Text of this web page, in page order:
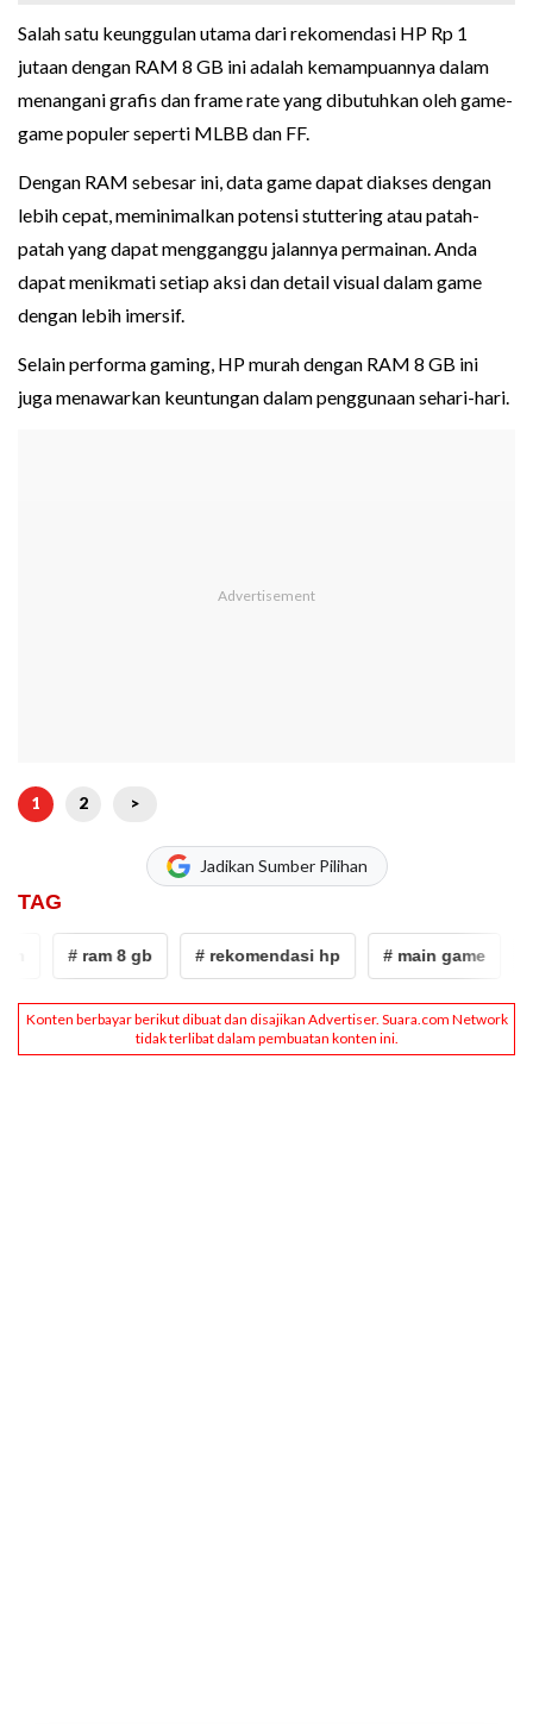
Salah satu keunggulan utama dari rekomendasi HP Rp 1
jutaan dengan RAM 8 GB ini adalah kemampuannya dalam
menangani grafis dan frame rate yang dibutuhkan oleh game-
game populer seperti MLBB dan FF.
Dengan RAM sebesar ini, data game dapat diakses dengan
lebih cepat, meminimalkan potensi stuttering atau patah-
patah yang dapat mengganggu jalannya permainan. Anda
dapat menikmati setiap aksi dan detail visual dalam game
dengan lebih imersif.
Selain performa gaming, HP murah dengan RAM 8 GB ini
juga menawarkan keuntungan dalam penggunaan sehari-hari.
1 2 >
Jadikan Sumber Pilihan
TAG
# ram 8 gb # rekomendasi hp # main game